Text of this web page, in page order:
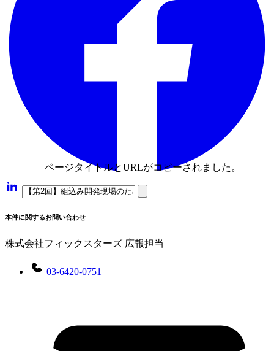
ページタイトルとURLがコピーされました。
本件に関するお問い合わせ
株式会社フィックスターズ 広報担当
03-6420-0751